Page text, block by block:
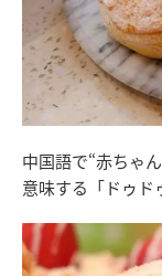
中国語で“赤ちゃ
意味する「ドゥド